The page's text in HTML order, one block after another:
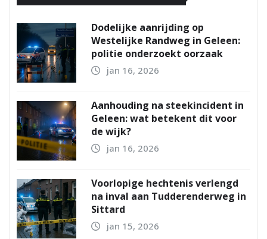
Dodelijke aanrijding op
Westelijke Randweg in Geleen:
politie onderzoekt oorzaak
jan 16, 2026
Aanhouding na steekincident in
Geleen: wat betekent dit voor
de wijk?
jan 16, 2026
Voorlopige hechtenis verlengd
na inval aan Tudderenderweg in
Sittard
jan 15, 2026